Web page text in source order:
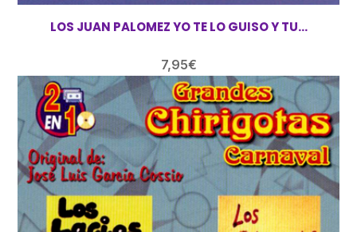
LOS JUAN PALOMEZ YO TE LO GUISO Y TU…
7,95€